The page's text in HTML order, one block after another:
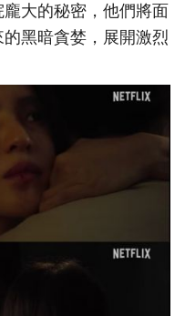
大的秘密，他們將面
黑暗貪婪，展開激烈